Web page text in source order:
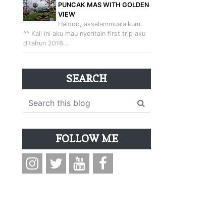
PUNCAK MAS WITH GOLDEN
VIEW
Halooo, assalammualaikum.
^^ Kali ini aku mau nyeritain first trip aku
ditahun 2018…
SEARCH
FOLLOW ME